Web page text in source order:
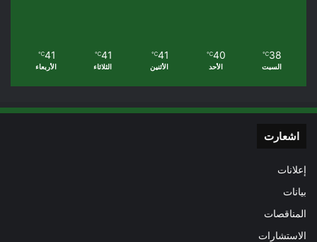
38
℃
السبت
40
℃
الأحد
41
℃
الأثنين
41
℃
الثلاثاء
41
℃
الأربعاء
اشعارت
إعلانات
بيانات
المناقصات
الاستشارات